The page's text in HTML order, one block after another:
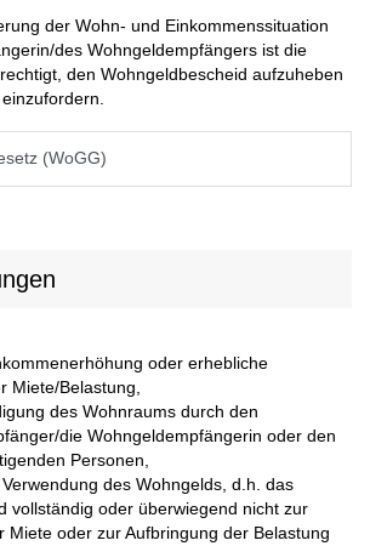
der Wohn- und Einkommenssituation
des Wohngeldempfängers ist die
den Wohngeldbescheid aufzuheben
(WoGG)
oder erhebliche
Miete/Belastung,
des Wohnraums durch den
die Wohngeldempfängerin oder den
Personen,
des Wohngelds, d.h. das
vollständig oder überwiegend nicht zur
Miete oder zur Aufbringung der Belastung